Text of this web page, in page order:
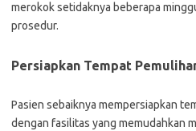
merokok setidaknya beberapa
prosedur.
Persiapkan Tempat
Pasien sebaiknya mempersiapkan
dengan fasilitas yang memudahkan